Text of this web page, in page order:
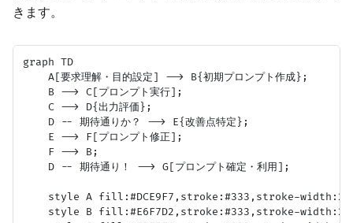
きます。
graph TD
    A[要求理解・目的設定] --> B{初期プロンプト作成};
    B --> C[プロンプト実行];
    C --> D{出力評価};
    D -- 期待通りか？ --> E{改善点特定};
    E --> F[プロンプト修正];
    F --> B;
    D -- 期待通り！ --> G[プロンプト確定・利用];
style A fill:#DCE9F7,stroke:#333,stroke-
style B fill:#E6F7D2,stroke:#333,stroke-